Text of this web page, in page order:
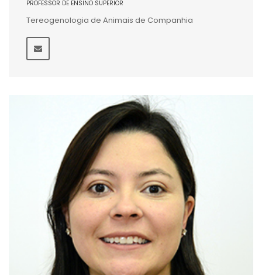
PROFESSOR DE ENSINO SUPERIOR
Tereogenologia de Animais de Companhia